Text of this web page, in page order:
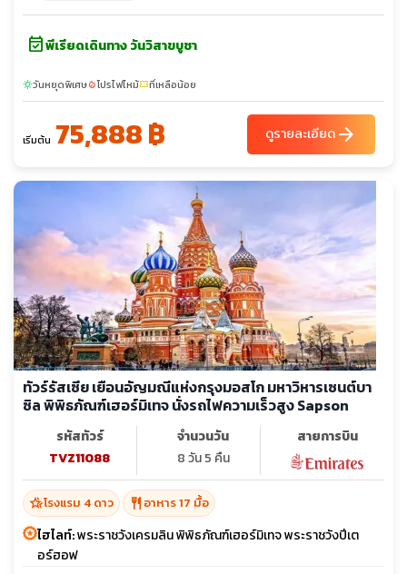
with Caviar & Champagne & Show - พระราชวังแคทเธอรีน –
event_availableพีเรียดเดินทาง วันวิสาขบูชา
sunnyวันหยุดพิเศษlocal_fire_departmentโปรไฟไหม้confirmation_numberที่เหลือน้อย
เริ่มต้น 75,888 ฿ ดูรายละเอียดarrow_forward
ทัวร์รัสเซีย เยือนอัญมณีแห่งกรุงมอสโก มหาวิหารเซนต์บา
ซิล พิพิธภัณฑ์เฮอร์มิเทจ นั่งรถไฟความเร็วสูง Sapson
รหัสทัวร์
TVZ11088
จำนวนวัน
8 วัน 5 คืน
สายการบิน
hotel_classโรงแรม 4 ดาว restaurant อาหาร 17 มื้อ
ไฮไลท์:พระราชวังเครมลิน พิพิธภัณฑ์เฮอร์มิเทจ พระราชวังปีเต
อร์ฮอฟ